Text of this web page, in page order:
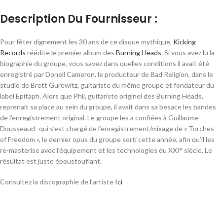
Description Du Fournisseur :
Pour fêter dignement les 30 ans de ce disque mythique, Kicking
Records réédite le premier album des Burning Heads. Si vous avez lu la
biographie du groupe, vous savez dans quelles conditions il avait été
enregistré par Donell Cameron, le producteur de Bad Religion, dans le
studio de Brett Gurewitz, guitariste du même groupe et fondateur du
label Epitaph. Alors que Phil, guitariste originel des Burning Heads,
reprenait sa place au sein du groupe, il avait dans sa besace les bandes
de l’enregistrement original. Le groupe les a confiées à Guillaume
Dousseaud -qui s’est chargé de l’enregistrement/mixage de « Torches
of Freedom », le dernier opus du groupe sorti cette année, afin qu’il les
re-masterise avec l’équipement et les technologies du XXI° siècle. Le
résultat est juste époustouflant.
Consultez la discographie de l’artiste Ici